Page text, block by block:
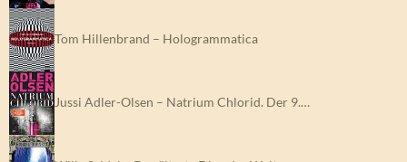
Tom Hillenbrand – Hologrammatica
Jussi Adler-Olsen – Natrium Chlorid. Der 9.…